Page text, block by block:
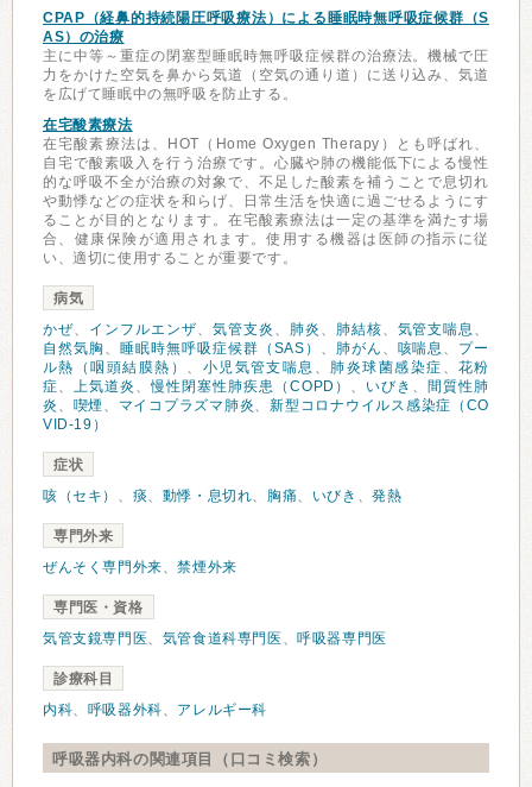
CPAP（経鼻的持続陽圧呼吸療法）による睡眠時無呼吸症候群（S
AS）の治療
主に中等～重症の閉塞型睡眠時無呼吸症候群の治療法。機械で圧
力をかけた空気を鼻から気道（空気の通り道）に送り込み、気道
を広げて睡眠中の無呼吸を防止する。
在宅酸素療法
在宅酸素療法は、HOT（Home Oxygen Therapy）とも呼ばれ、
自宅で酸素吸入を行う治療です。心臓や肺の機能低下による慢性
的な呼吸不全が治療の対象で、不足した酸素を補うことで息切れ
や動悸などの症状を和らげ、日常生活を快適に過ごせるようにす
ることが目的となります。在宅酸素療法は一定の基準を満たす場
合、健康保険が適用されます。使用する機器は医師の指示に従
い、適切に使用することが重要です。
病気
かぜ、 インフルエンザ、 気管支炎 、 肺炎 、 肺結核、 気管支喘息 、
自然気胸 、 睡眠時無呼吸症候群（SAS） 、 肺がん 、 咳喘息 、 プー
ル熱（咽頭結膜熱） 、 小児気管支喘息 、 肺炎球菌感染症 、 花粉
症、上気道炎 、慢性閉塞性肺疾患（COPD） 、 いびき 、 間質性肺
炎 、 喫煙 、 マイコプラズマ肺炎、新型コロナウイルス感染症（CO
VID-19）
症状
咳（セキ） 、 痰、 動悸・息切れ、 胸痛、 いびき 、発熱
専門外来
ぜんそく専門外来、禁煙外来
専門医・資格
気管支鏡専門医、 気管食道科専門医 、呼吸器専門医
診療科目
内科、 呼吸器外科、 アレルギー科
呼吸器内科の関連項目（口コミ検索）